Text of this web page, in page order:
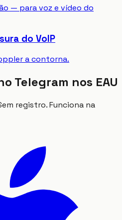
— para voz e vídeo do
do VoIP
a contorna.
Telegram nos EAU
registro. Funciona na